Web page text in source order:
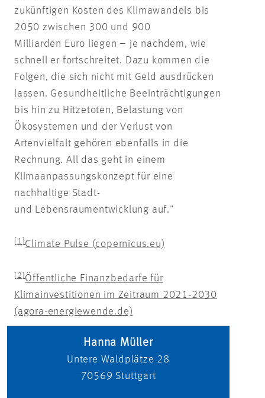
zukünftigen Kosten des Klimawandels bis
2050 zwischen 300 und 900
Milliarden Euro liegen – je nachdem, wie
schnell er fortschreitet. Dazu kommen die
Folgen, die sich nicht mit Geld ausdrücken
lassen. Gesundheitliche Beeinträchtigungen
bis hin zu Hitzetoten, Belastung von
Ökosystemen und der Verlust von
Artenvielfalt gehören ebenfalls in die
Rechnung. All das geht in einem
Klimaanpassungskonzept für eine
nachhaltige Stadt-
und Lebensraumentwicklung auf."
[1] Climate Pulse (copernicus.eu)
[2] Öffentliche Finanzbedarfe für
Klimainvestitionen im Zeitraum 2021-2030
(agora-energiewende.de)
Hanna Müller
Untere Waldplätze 28
70569 Stuttgart